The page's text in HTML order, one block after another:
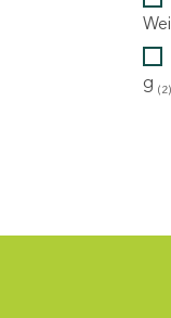
g (2)